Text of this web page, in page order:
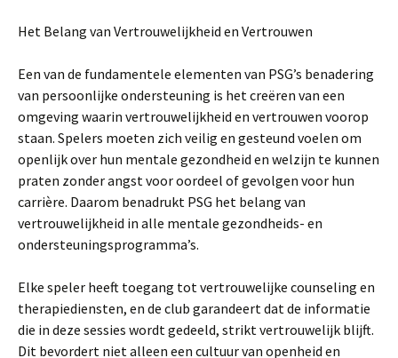
Het Belang van Vertrouwelijkheid en Vertrouwen
Een van de fundamentele elementen van PSG’s benadering
van persoonlijke ondersteuning is het creëren van een
omgeving waarin vertrouwelijkheid en vertrouwen voorop
staan. Spelers moeten zich veilig en gesteund voelen om
openlijk over hun mentale gezondheid en welzijn te kunnen
praten zonder angst voor oordeel of gevolgen voor hun
carrière. Daarom benadrukt PSG het belang van
vertrouwelijkheid in alle mentale gezondheids- en
ondersteuningsprogramma’s.
Elke speler heeft toegang tot vertrouwelijke counseling en
therapiediensten, en de club garandeert dat de informatie
die in deze sessies wordt gedeeld, strikt vertrouwelijk blijft.
Dit bevordert niet alleen een cultuur van openheid en